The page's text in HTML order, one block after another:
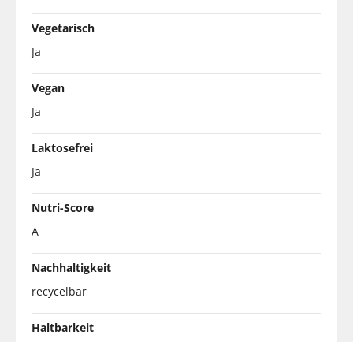
Vegetarisch
Ja
Vegan
Ja
Laktosefrei
Ja
Nutri-Score
A
Nachhaltigkeit
recycelbar
Haltbarkeit